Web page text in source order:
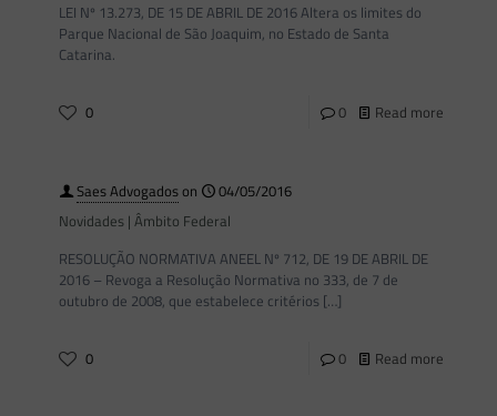
LEI Nº 13.273, DE 15 DE ABRIL DE 2016 Altera os limites do
Parque Nacional de São Joaquim, no Estado de Santa
Catarina.
0 0 Read more
Saes Advogadoson
04/05/2016
Novidades | Âmbito Federal
RESOLUÇÃO NORMATIVA ANEEL Nº 712, DE 19 DE ABRIL DE
2016 – Revoga a Resolução Normativa no 333, de 7 de
outubro de 2008, que estabelece critérios […]
0 0 Read more